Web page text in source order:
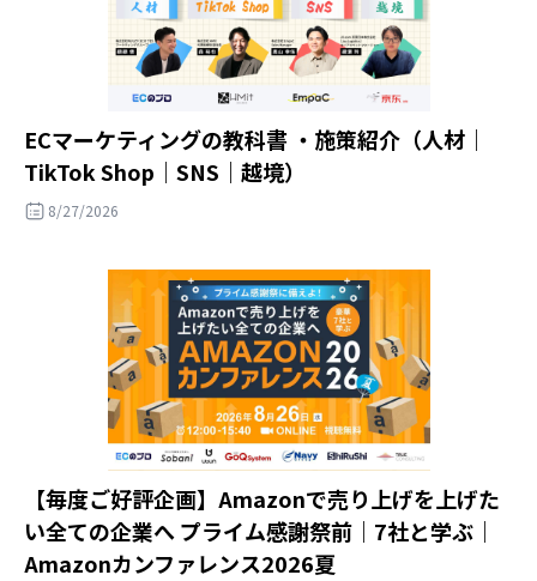
ECマーケティングの教科書 ・施策紹介（人材｜
TikTok Shop｜SNS｜越境）
8/27/2026
【毎度ご好評企画】Amazonで売り上げを上げた
い全ての企業へ プライム感謝祭前｜7社と学ぶ｜
Amazonカンファレンス2026夏